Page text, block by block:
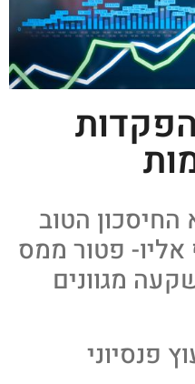
הטוב
אליו- פטור ממס
מגוונים
פנסיוני